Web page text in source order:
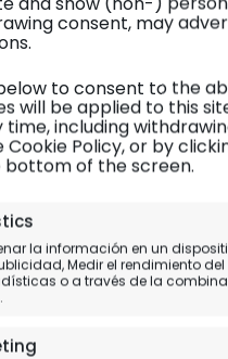
consent, may
to consent to the
will be applied to this
time, including
Cookie Policy, or by
of the screen.
la información en un
Medir el rendimiento
o a través de la
viaje